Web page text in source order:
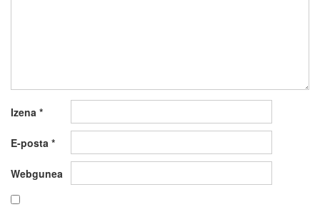
Izena *
E-posta *
Webgunea